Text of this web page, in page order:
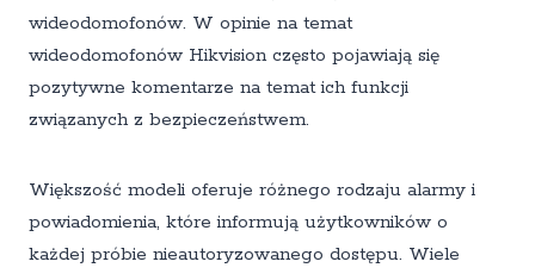
wideodomofonów. W opinie na temat
wideodomofonów Hikvision często pojawiają się
pozytywne komentarze na temat ich funkcji
związanych z bezpieczeństwem.
Większość modeli oferuje różnego rodzaju alarmy i
powiadomienia, które informują użytkowników o
każdej próbie nieautoryzowanego dostępu. Wiele